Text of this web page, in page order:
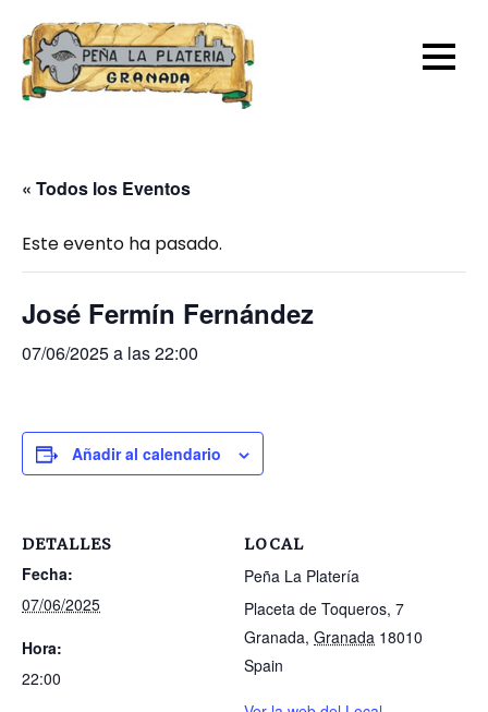
content
« Todos los Eventos
Este evento ha pasado.
José Fermín Fernández
07/06/2025 a las 22:00
Añadir al calendario
DETALLES
Fecha:
07/06/2025
Hora:
22:00
LOCAL
Peña La Platería
Placeta de Toqueros, 7
Granada, Granada 18010
Spain